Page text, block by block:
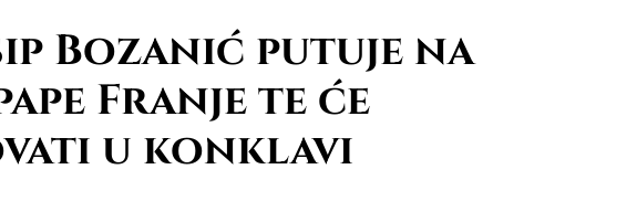
Bozanić putuje na
Franje te će
u konklavi